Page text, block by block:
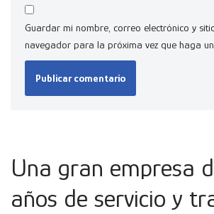
Guardar mi nombre, correo electrónico y
navegador para la próxima vez que haga
Una gran empresa
años de servicio y